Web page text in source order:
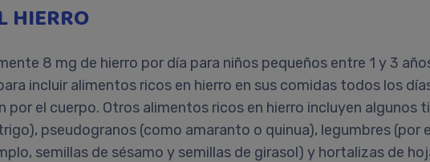
HIERRO
8 mg de hierro por día para niños pequeños entre 1 y 3
incluir alimentos ricos en hierro en sus comidas todos los
el cuerpo. Otros alimentos ricos en hierro incluyen algunos
pseudogranos (como amaranto o quinua), legumbres
semillas de sésamo y semillas de girasol) y hortalizas de